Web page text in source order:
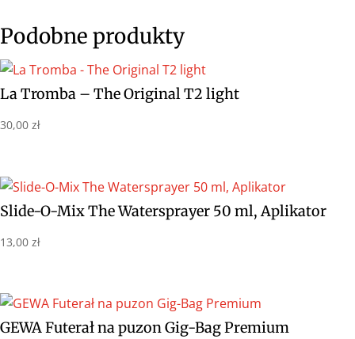
Podobne produkty
La Tromba – The Original T2 light
30,00 zł
Slide-O-Mix The Watersprayer 50 ml, Aplikator
13,00 zł
GEWA Futerał na puzon Gig-Bag Premium